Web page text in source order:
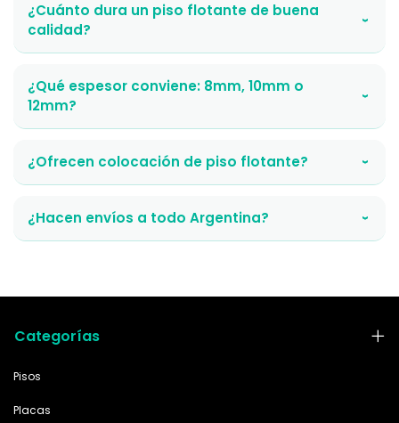
¿Cuánto dura un piso flotante de buena
calidad?
›
¿Qué espesor conviene: 8mm, 10mm o
12mm?
›
¿Ofrecen colocación de piso flotante? ›
¿Hacen envíos a todo Argentina? ›
Categorías
Pisos
Placas